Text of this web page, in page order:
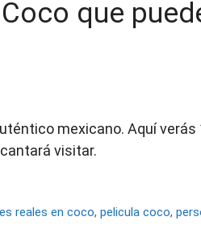
que
mexicano. Aquí verás
visitar.
reales en coco,pelicula coco,